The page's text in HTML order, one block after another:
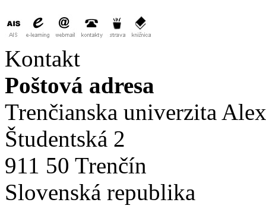
Kontakt
Poštová adresa
Trenčianska univerzita
Študentská 2
911 50 Trenčín
Slovenská republika